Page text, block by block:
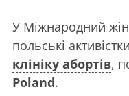
У Міжнародний
польські
клініку абортів,
Poland.